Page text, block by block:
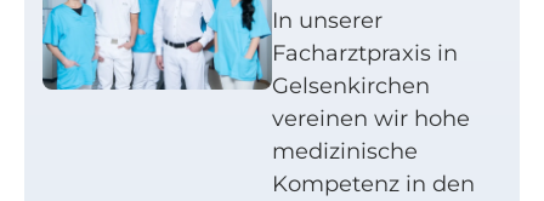
In unserer
Facharztpraxis in
Gelsenkirchen
vereinen wir hohe
medizinische
Kompetenz in den